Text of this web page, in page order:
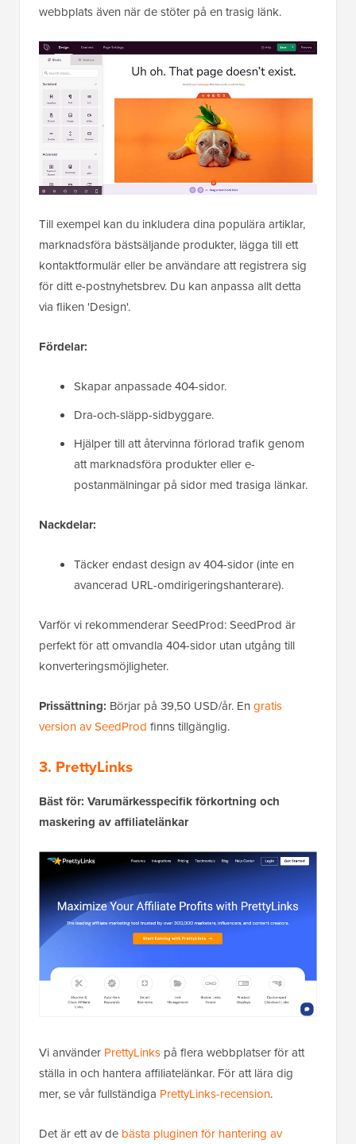
webbplats även när de stöter på en trasig länk.
Till exempel kan du inkludera dina populära artiklar,
marknadsföra bästsäljande produkter, lägga till ett
kontaktformulär eller be användare att registrera sig
för ditt e-postnyhetsbrev. Du kan anpassa allt detta
via fliken 'Design'.
Fördelar:
Skapar anpassade 404-sidor.
Dra-och-släpp-sidbyggare.
Hjälper till att återvinna förlorad trafik genom
att marknadsföra produkter eller e-
postanmälningar på sidor med trasiga länkar.
Nackdelar:
Täcker endast design av 404-sidor (inte en
avancerad URL-omdirigeringshanterare).
Varför vi rekommenderar SeedProd: SeedProd är
perfekt för att omvandla 404-sidor utan utgång till
konverteringsmöjligheter.
Prissättning: Börjar på 39,50 USD/år. En gratis
version av SeedProd finns tillgänglig.
3. PrettyLinks
Bäst för: Varumärkesspecifik förkortning och
maskering av affiliatelänkar
Vi använder PrettyLinks på flera webbplatser för att
ställa in och hantera affiliatelänkar. För att lära dig
mer, se vår fullständiga PrettyLinks-recension.
Det är ett av de bästa pluginen för hantering av